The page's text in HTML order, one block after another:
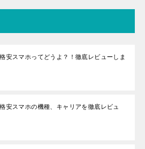
安スマホってどうよ？！徹底レビューしま
安スマホの機種、キャリアを徹底レビュ